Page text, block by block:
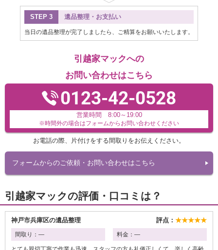
STEP 3 遺品整理・お支払い
当日の遺品整理が完了しましたら、ご精算をお願いいたします。
引越家マックへの
お問い合わせはこちら
0123-42-0528
営業時間 8:00～19:00
※時間外の場合はフォームからお問い合わせください
お電話の際、片付けをする間取りをお伝えください。
フォームからのご依頼・お問い合わせはこちら
引越家マックの評価・口コミは？
神戸市兵庫区の遺品整理 評点： ★★★★★
間取り：― 料金：―